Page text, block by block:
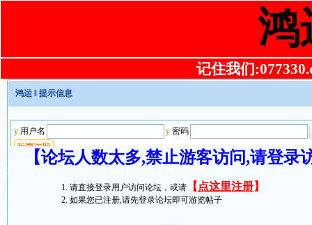
鸿
记住我们
鸿运 ‖ 提示信息
【论坛人数太多,禁止游客访问,请登
请直接登录用户访问论坛，或请 【 点这里注册】
如果您已注册,请先登录论坛即可游览帖子